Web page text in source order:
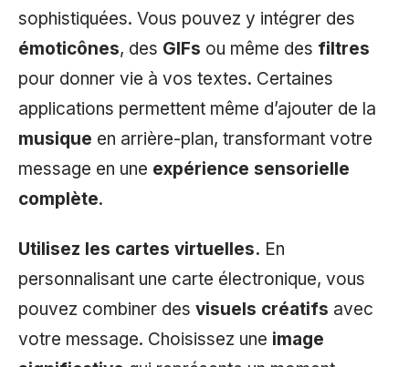
sophistiquées. Vous pouvez y intégrer des
émoticônes, des GIFs ou même des filtres
pour donner vie à vos textes. Certaines
applications permettent même d’ajouter de la
musique en arrière-plan, transformant votre
message en une expérience sensorielle
complète.
Utilisez les cartes virtuelles. En
personnalisant une carte électronique, vous
pouvez combiner des visuels créatifs avec
votre message. Choisissez une image